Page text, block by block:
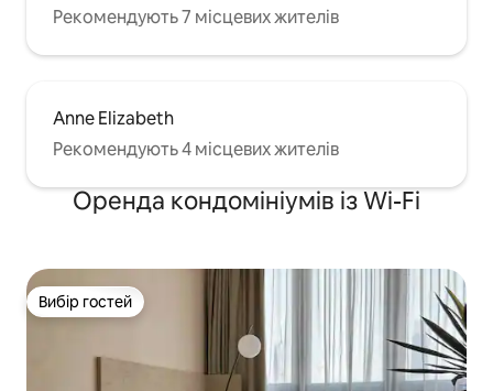
Рекомендують 7 місцевих жителів
Anne Elizabeth
Рекомендують 4 місцевих жителів
Оренда кондомініумів із Wi-Fi
Вибір гостей
Вибір гостей